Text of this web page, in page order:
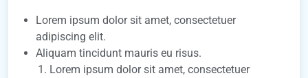
Lorem ipsum dolor sit amet, consectetuer
adipiscing elit.
Aliquam tincidunt mauris eu risus.
Lorem ipsum dolor sit amet, consectetuer